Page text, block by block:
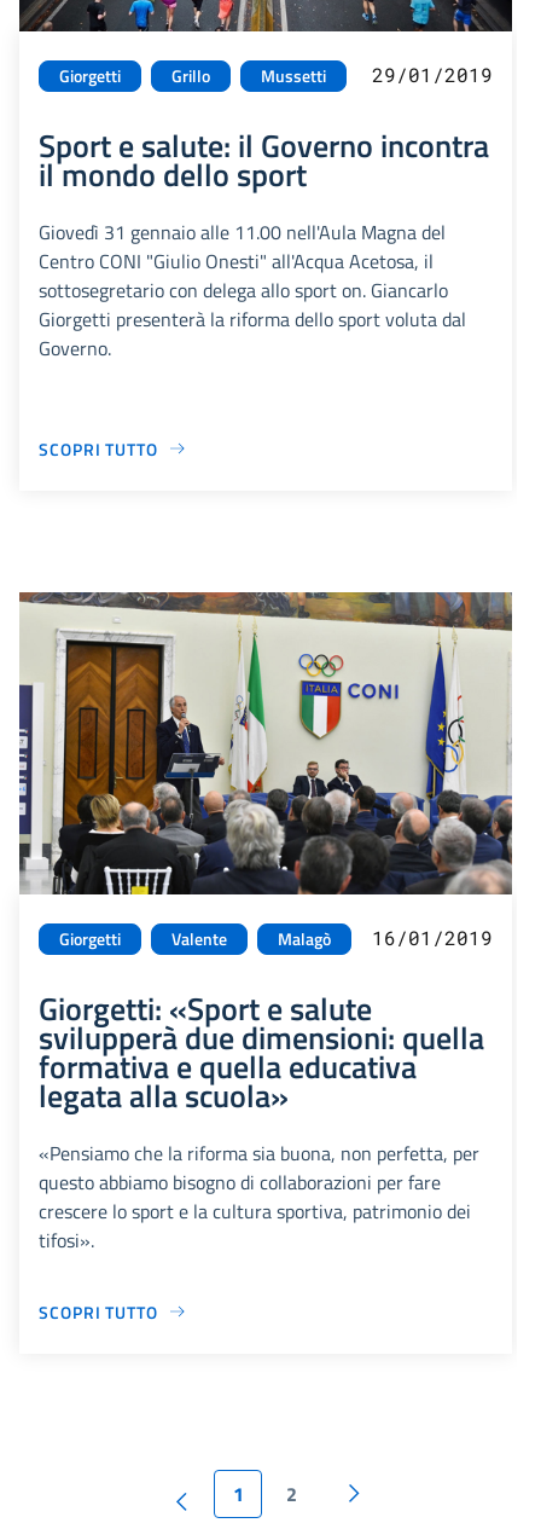
Giorgetti Grillo Mussetti 29/01/2019
Sport e salute: il Governo incontra
il mondo dello sport
Giovedì 31 gennaio alle 11.00 nell'Aula Magna del
Centro CONI "Giulio Onesti" all'Acqua Acetosa, il
sottosegretario con delega allo sport on. Giancarlo
Giorgetti presenterà la riforma dello sport voluta dal
Governo.
SCOPRI TUTTO
Giorgetti Valente Malagò 16/01/2019
Giorgetti: «Sport e salute
svilupperà due dimensioni: quella
formativa e quella educativa
legata alla scuola»
«Pensiamo che la riforma sia buona, non perfetta, per
questo abbiamo bisogno di collaborazioni per fare
crescere lo sport e la cultura sportiva, patrimonio dei
tifosi».
SCOPRI TUTTO
1 2